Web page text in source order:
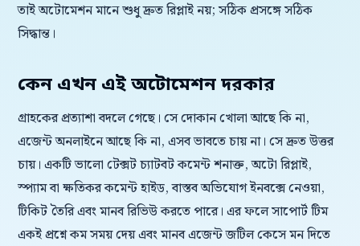
তাই অটোমেশন মানে শুধু দ্রুত রিপ্লাই নয়; সঠিক প্রসঙ্গে সঠিক
সিদ্ধান্ত।
কেন এখন এই অটোমেশন দরকার
গ্রাহকের প্রত্যাশা বদলে গেছে। সে দোকান খোলা আছে কি না,
এজেন্ট অনলাইনে আছে কি না, এসব ভাবতে চায় না। সে দ্রুত উত্তর
চায়। একটি ভালো টেক্সট চ্যাটবট কমেন্ট শনাক্ত, অটো রিপ্লাই,
স্প্যাম বা ক্ষতিকর কমেন্ট হাইড, বাস্তব অভিযোগ ইনবক্সে নেওয়া,
টিকিট তৈরি এবং মানব রিভিউ করতে পারে। এর ফলে সাপোর্ট টিম
একই প্রশ্নে কম সময় দেয় এবং মানব এজেন্ট জটিল কেসে মন দিতে